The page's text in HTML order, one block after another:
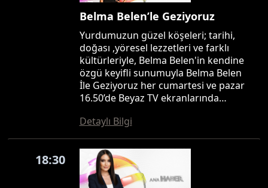
Belma Belen’le Geziyoruz
Yurdumuzun güzel köşeleri; tarihi,
doğası ,yöresel lezzetleri ve farklı
kültürleriyle, Belma Belen'in kendine
özgü keyifli sunumuyla Belma Belen
İle Geziyoruz her cumartesi ve pazar
16.50’de Beyaz TV ekranlarında…
Detaylı Bilgi
18:30